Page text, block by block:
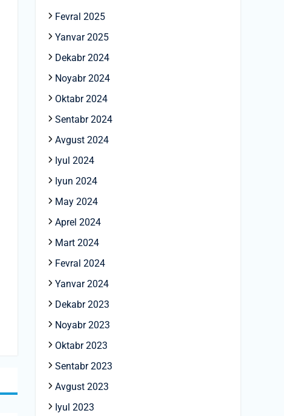
Fevral 2025
Yanvar 2025
Dekabr 2024
Noyabr 2024
Oktabr 2024
Sentabr 2024
Avgust 2024
Iyul 2024
Iyun 2024
May 2024
Aprel 2024
Mart 2024
Fevral 2024
Yanvar 2024
Dekabr 2023
Noyabr 2023
Oktabr 2023
Sentabr 2023
Avgust 2023
Iyul 2023